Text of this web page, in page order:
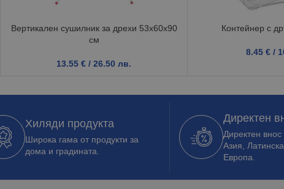
Вертикален сушилник за дрехи 53x60x90
см
13.55 € / 26.50 лв.
Контейнер с
8.45 € /
Хиляди продукта
Широка гама от продукти за
дома и градината.
Директен
Директен внос
Азия,
Европа.